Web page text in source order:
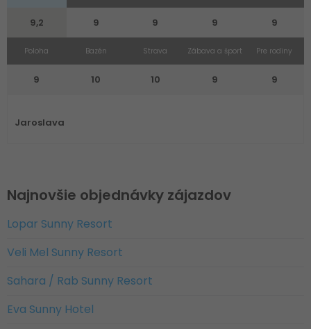
9,2 9 9 9 9
Poloha
9
Bazén
10
Strava
10
Zábava a šport
9
Pre rodiny
9
Jaroslava
Najnovšie objednávky zájazdov
Lopar Sunny Resort
Veli Mel Sunny Resort
Sahara / Rab Sunny Resort
Eva Sunny Hotel